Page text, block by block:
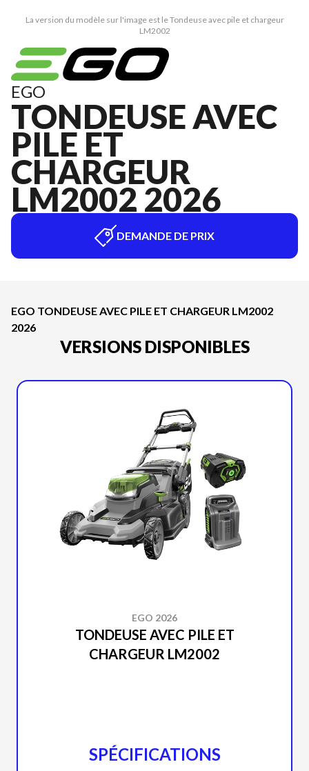
La version du modèle sur l'image est le Tondeuse avec pile et chargeur
LM2002
EGO
TONDEUSE AVEC
PILE ET
CHARGEUR
LM2002 2026
DEMANDE DE PRIX
EGO TONDEUSE AVEC PILE ET CHARGEUR LM2002
2026
VERSIONS DISPONIBLES
EGO 2026
TONDEUSE AVEC PILE ET
CHARGEUR LM2002
SPÉCIFICATIONS